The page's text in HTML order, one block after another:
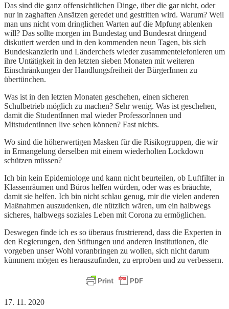
Das sind die ganz offensichtlichen Dinge, über die gar nicht, oder
nur in zaghaften Ansätzen geredet und gestritten wird. Warum? Weil
man uns nicht vom dringlichen Warten auf die Mpfung ablenken
will? Das sollte morgen im Bundestag und Bundesrat dringend
diskutiert werden und in den kommenden neun Tagen, bis sich
Bundeskanzlerin und Länderchefs wieder zusammentelefonieren um
ihre Untätigkeit in den letzten sieben Monaten mit weiteren
Einschränkungen der Handlungsfreiheit der BürgerInnen zu
übertünchen.
Was ist in den letzten Monaten geschehen, einen sicheren
Schulbetrieb möglich zu machen? Sehr wenig. Was ist geschehen,
damit die StudentInnen mal wieder ProfessorInnen und
MitstudentInnen live sehen können? Fast nichts.
Wo sind die höherwertigen Masken für die Risikogruppen, die wir
in Ermangelung derselben mit einem wiederholten Lockdown
schützen müssen?
Ich bin kein Epidemiologe und kann nicht beurteilen, ob Luftfilter in
Klassenräumen und Büros helfen würden, oder was es bräuchte,
damit sie helfen. Ich bin nicht schlau genug, mir die vielen anderen
Maßnahmen auszudenken, die nützlich wären, um ein halbwegs
sicheres, halbwegs soziales Leben mit Corona zu ermöglichen.
Deswegen finde ich es so überaus frustrierend, dass die Experten in
den Regierungen, den Stiftungen und anderen Institutionen, die
vorgeben unser Wohl voranbringen zu wollen, sich nicht darum
kümmern mögen es herauszufinden, zu erproben und zu verbessern.
17. 11. 2020